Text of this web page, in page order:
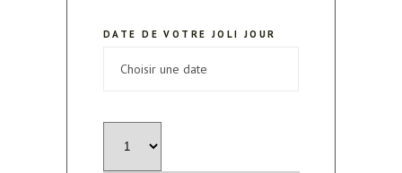
DATE DE VOTRE JOLI JOUR